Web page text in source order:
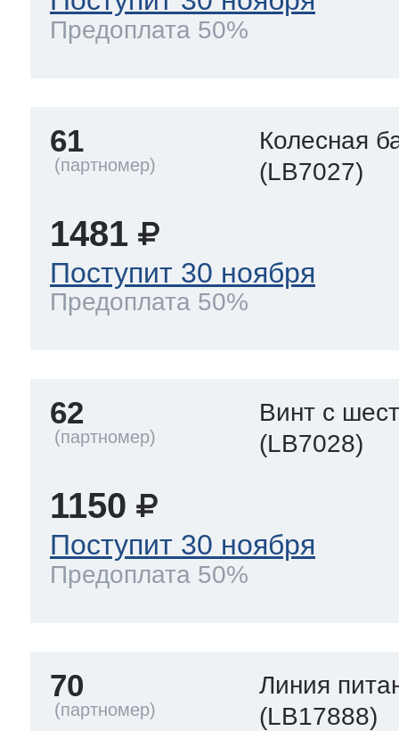
Предоплата 50%
61
Колесная
(LB7027)
1481
Поступит 30 ноября
Предоплата 50%
62
Винт с
(LB7028)
1150
Поступит 30 ноября
Предоплата 50%
70
Линия
(LB17888)